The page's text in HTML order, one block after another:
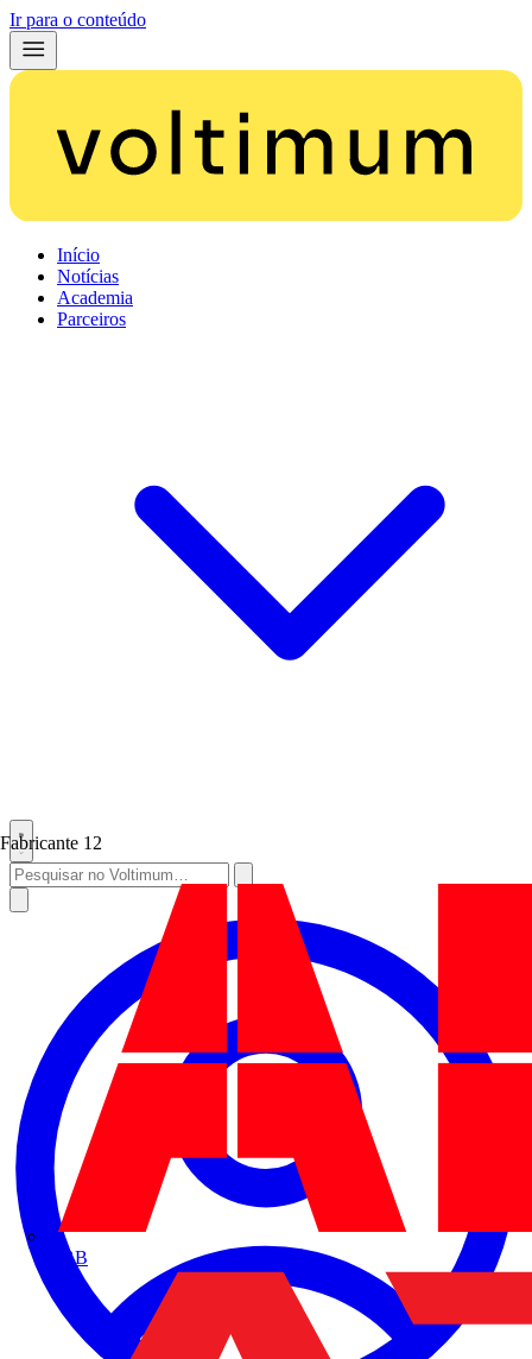
Ir para o conteúdo
Início
Notícias
Academia
Parceiros
Fabricante 12
ABB